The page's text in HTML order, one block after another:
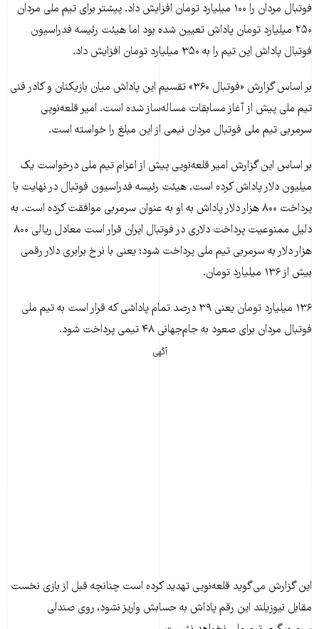
فوتبال مردان را ۱۰۰ میلیارد تومان افزایش داد. پیشتر برای تیم ملی مردان
۲۵۰ میلیارد تومان پاداش تعیین شده بود اما هیئت رئیسه فدراسیون
فوتبال پاداش این تیم را به ۳۵۰ میلیارد تومان افزایش داد.
بر اساس گزارش «فوتبال ۳۶۰» تقسیم این پاداش میان بازیکنان و کادر فنی
تیم ملی پیش از آغاز مسابقات مساله‌ساز شده است. امیر قلعه‌نویی
سرمربی تیم ملی فوتبال مردان نیمی از این مبلغ را خواسته است.
بر اساس این گزارش امیر قلعه‌نویی پیش از اعزام تیم ملی درخواست یک
میلیون دلار پاداش کرده است. هیئت رئیسه فدراسیون فوتبال در نهایت با
پرداخت ۸۰۰ هزار دلار پاداش به او به عنوان سرمربی موافقت کرده است. به
دلیل ممنوعیت پرداخت دلاری در فوتبال ایران قرار است معادل ریالی ۸۰۰
هزار دلار به سرمربی تیم ملی پرداخت شود؛ یعنی با نرخ برابری دلار رقمی
بیش از ۱۳۶ میلیارد تومان.
۱۳۶ میلیارد تومان یعنی ۳۹ درصد تمام پاداشی که قرار است به تیم ملی
فوتبال مردان برای صعود به جام‌جهانی ۴۸ تیمی پرداخت شود.
آگهی
این گزارش می‌گوید قلعه‌نویی تهدید کرده است چنانچه قبل از بازی نخست
مقابل نیوزیلند این رقم پاداش به حسابش واریز نشود، روی صندلی